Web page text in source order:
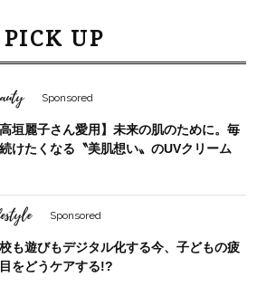
PICK UP
Sponsored
高垣麗子さん愛用】未来の肌のために。毎
けたくなる〝美肌想い〟のUVクリーム
Sponsored
も遊びもデジタル化する今、子どもの疲
をどうケアする!?